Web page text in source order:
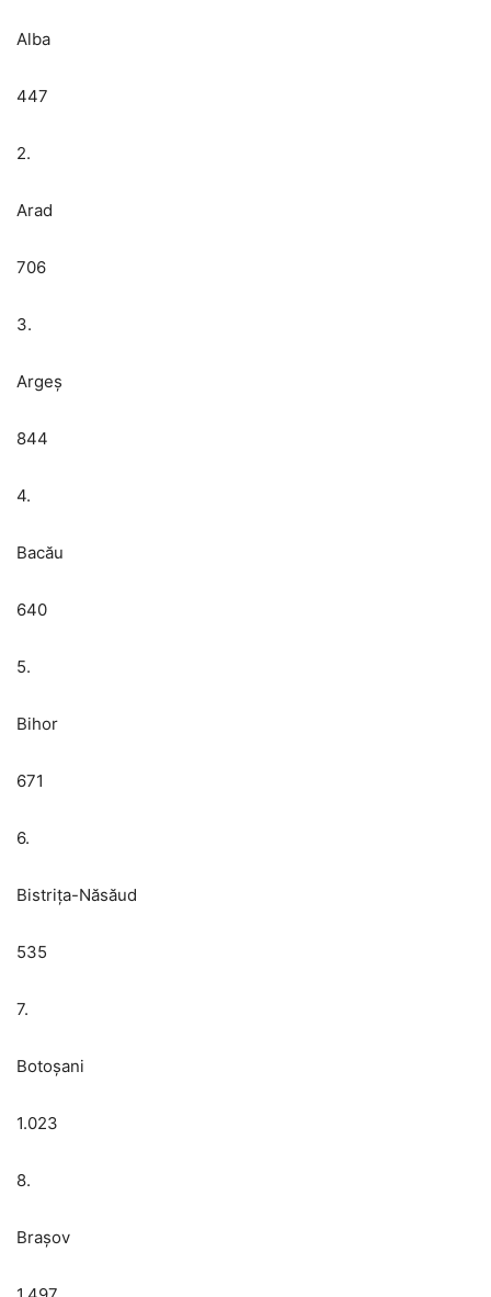
Alba
447
2.
Arad
706
3.
Argeș
844
4.
Bacău
640
5.
Bihor
671
6.
Bistrița-Năsăud
535
7.
Botoșani
1.023
8.
Brașov